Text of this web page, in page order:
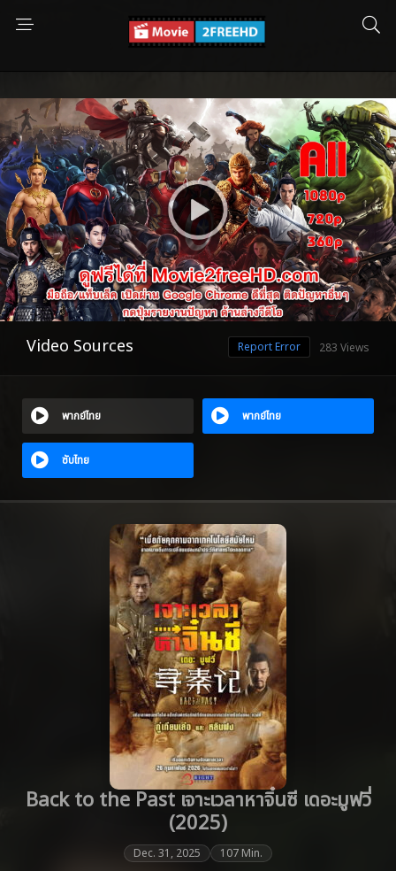
Video Sources 283 Views
Report Error
พากย์ไทย พากย์ไทย
ซับไทย
Back to the Past เจาะเวลาหาจิ๋นซี เดอะมูฟวี่
(2025)
Dec. 31, 2025
107 Min.